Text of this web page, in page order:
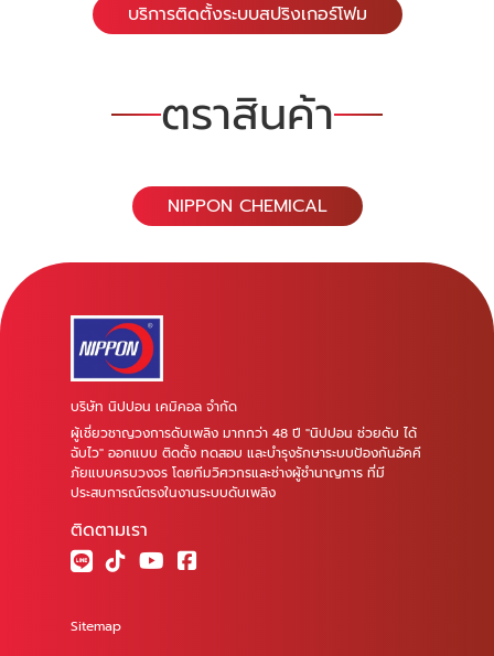
บริการติดตั้งระบบสปริงเกอร์โฟม
ตราสินค้า
NIPPON CHEMICAL
บริษัท นิปปอน เคมิคอล จำกัด
ผู้เชี่ยวชาญวงการดับเพลิง มากกว่า 48 ปี "นิปปอน ช่วยดับ ได้
ฉับไว" ออกแบบ ติดตั้ง ทดสอบ และบำรุงรักษาระบบป้องกันอัคคี
ภัยแบบครบวงจร โดยทีมวิศวกรและช่างผู้ชำนาญการ ที่มี
ประสบการณ์ตรงในงานระบบดับเพลิง
ติดตามเรา
Sitemap